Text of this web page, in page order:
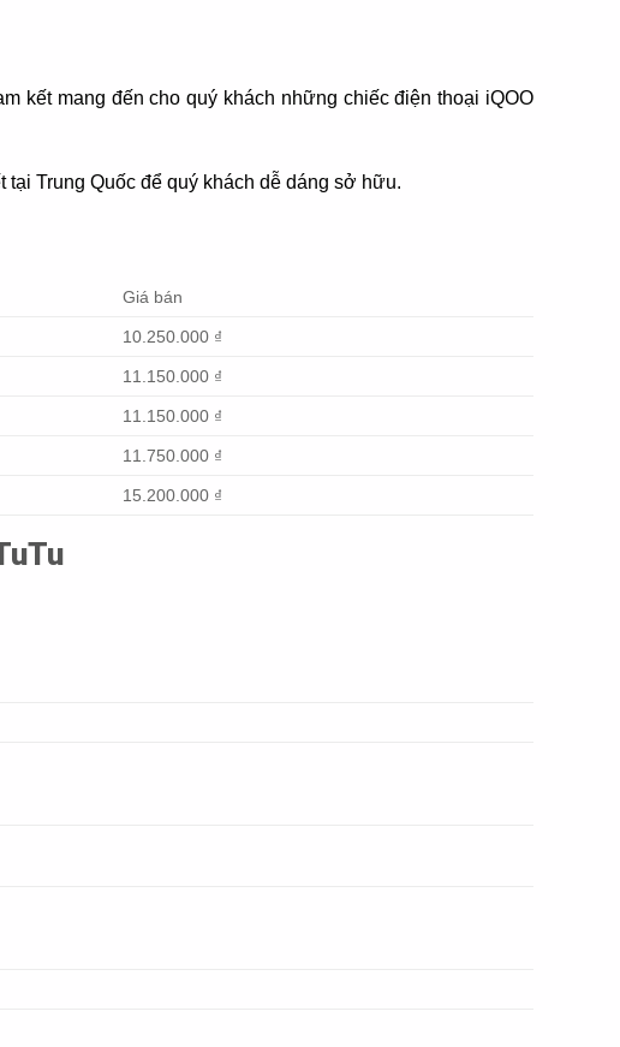
kết mang đến cho quý khách những chiếc điện thoại iQOO
Trung Quốc để quý khách dễ dáng sở hữu.
Giá bán
10.250.000 ₫
11.150.000 ₫
11.150.000 ₫
11.750.000 ₫
15.200.000 ₫